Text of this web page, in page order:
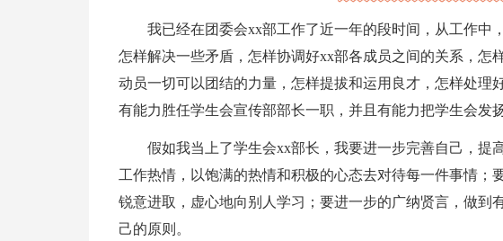
我已经在团委会xx部工作了近一年的段时间，从工作中
怎样解决一些矛盾，怎样协调好xx部各成员之间的关系，怎
动员一切可以团结的力量，怎样提拔和运用良才，怎样处理
有能力胜任学生会宣传部部长一职，并且有能力把学生会发扬
假如我当上了学生会xx部长，我要进一步完善自己，提
工作热情，以饱满的热情和积极的心态去对待每一件事情；
锐意进取，虚心地向别人学习；要进一步的广纳贤言，做到
己的原则。